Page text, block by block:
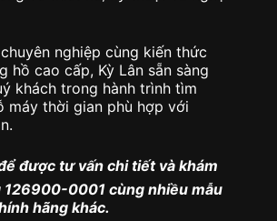
nghiệp cùng kiến thức
hồ cao cấp, Kỳ Lân sẵn sàng
khách trong hành trình tìm
máy thời gian phù hợp với
được tư vấn chi tiết và khám
126900-0001 cùng nhiều mẫu
hãng khác.